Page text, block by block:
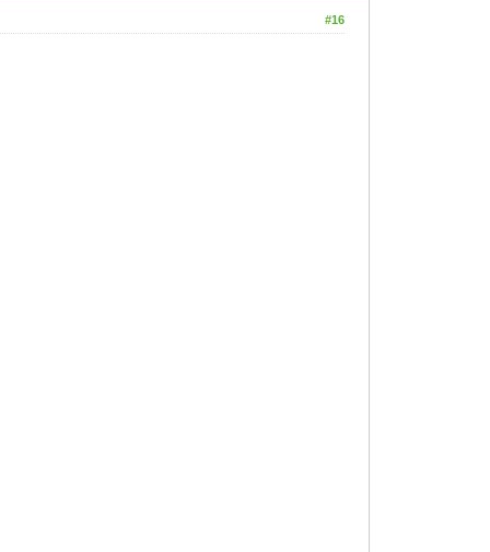
#16